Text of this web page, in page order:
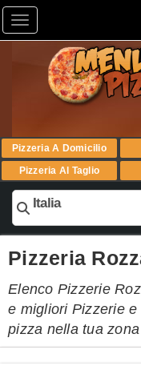
Toggle navigation
Pizzeria A Domicilio
Pizzeria Al Taglio
Italia
Pizzeria
Elenco Pizzerie
e migliori Pizzerie
pizza nella tua zona